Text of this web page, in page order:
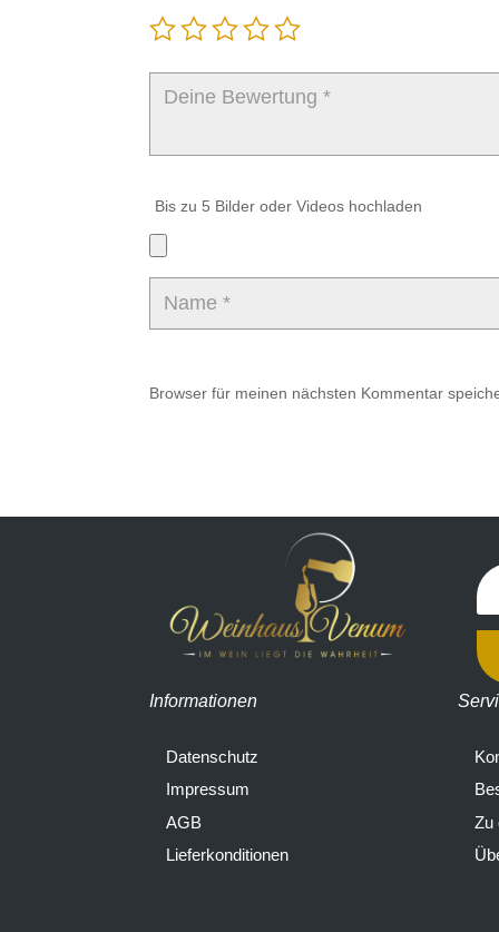
Bis zu 5 Bilder oder Videos hochladen
Browser für meinen nächsten Kommentar
Informationen
Datenschutz
Impressum
AGB
Lieferkonditionen
Zu